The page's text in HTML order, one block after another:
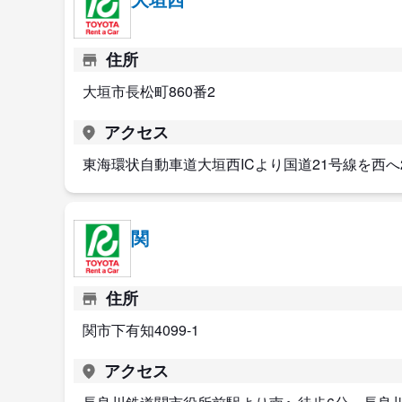
住所
大垣市長松町860番2
アクセス
東海環状自動車道大垣西ICより国道21号線を西
関
住所
関市下有知4099-1
アクセス